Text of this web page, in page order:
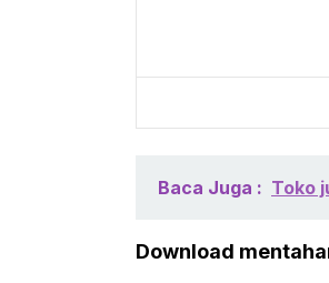
Baca Juga : Toko
Download